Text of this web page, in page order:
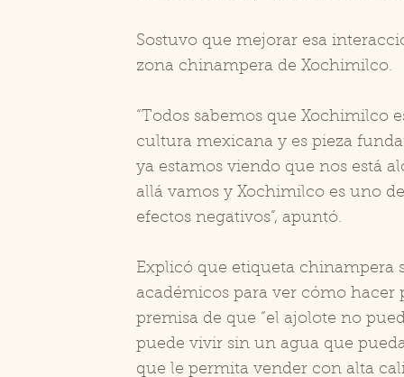
Sostuvo que mejorar esa
zona chinampera de Xochimilco.
“Todos sabemos que Xochimilco
cultura mexicana y es pieza
ya estamos viendo que nos está
allá vamos y Xochimilco es uno
efectos negativos”, apuntó.
Explicó que etiqueta chinampera
académicos para ver cómo hacer
premisa de que “el ajolote no
puede vivir sin un agua que
que le permita vender con alta